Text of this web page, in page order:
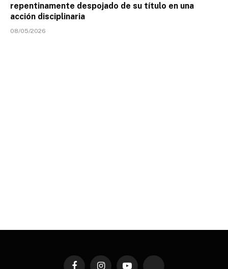
repentinamente despojado de su título en una
acción disciplinaria
08/05/2026